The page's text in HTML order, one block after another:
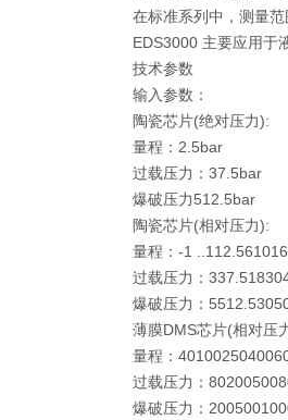
在标准系列中，测量
EDS3000 主要应用于
技术参数
输入参数：
陶瓷芯片(绝对压力):
量程：2.5bar
过载压力：37.5bar
爆破压力512.5bar
陶瓷芯片(相对压力):
量程：-1
过载压力：
爆破压力：
薄膜DMS芯片(相对压
量程：
过载压力：
爆破压力：